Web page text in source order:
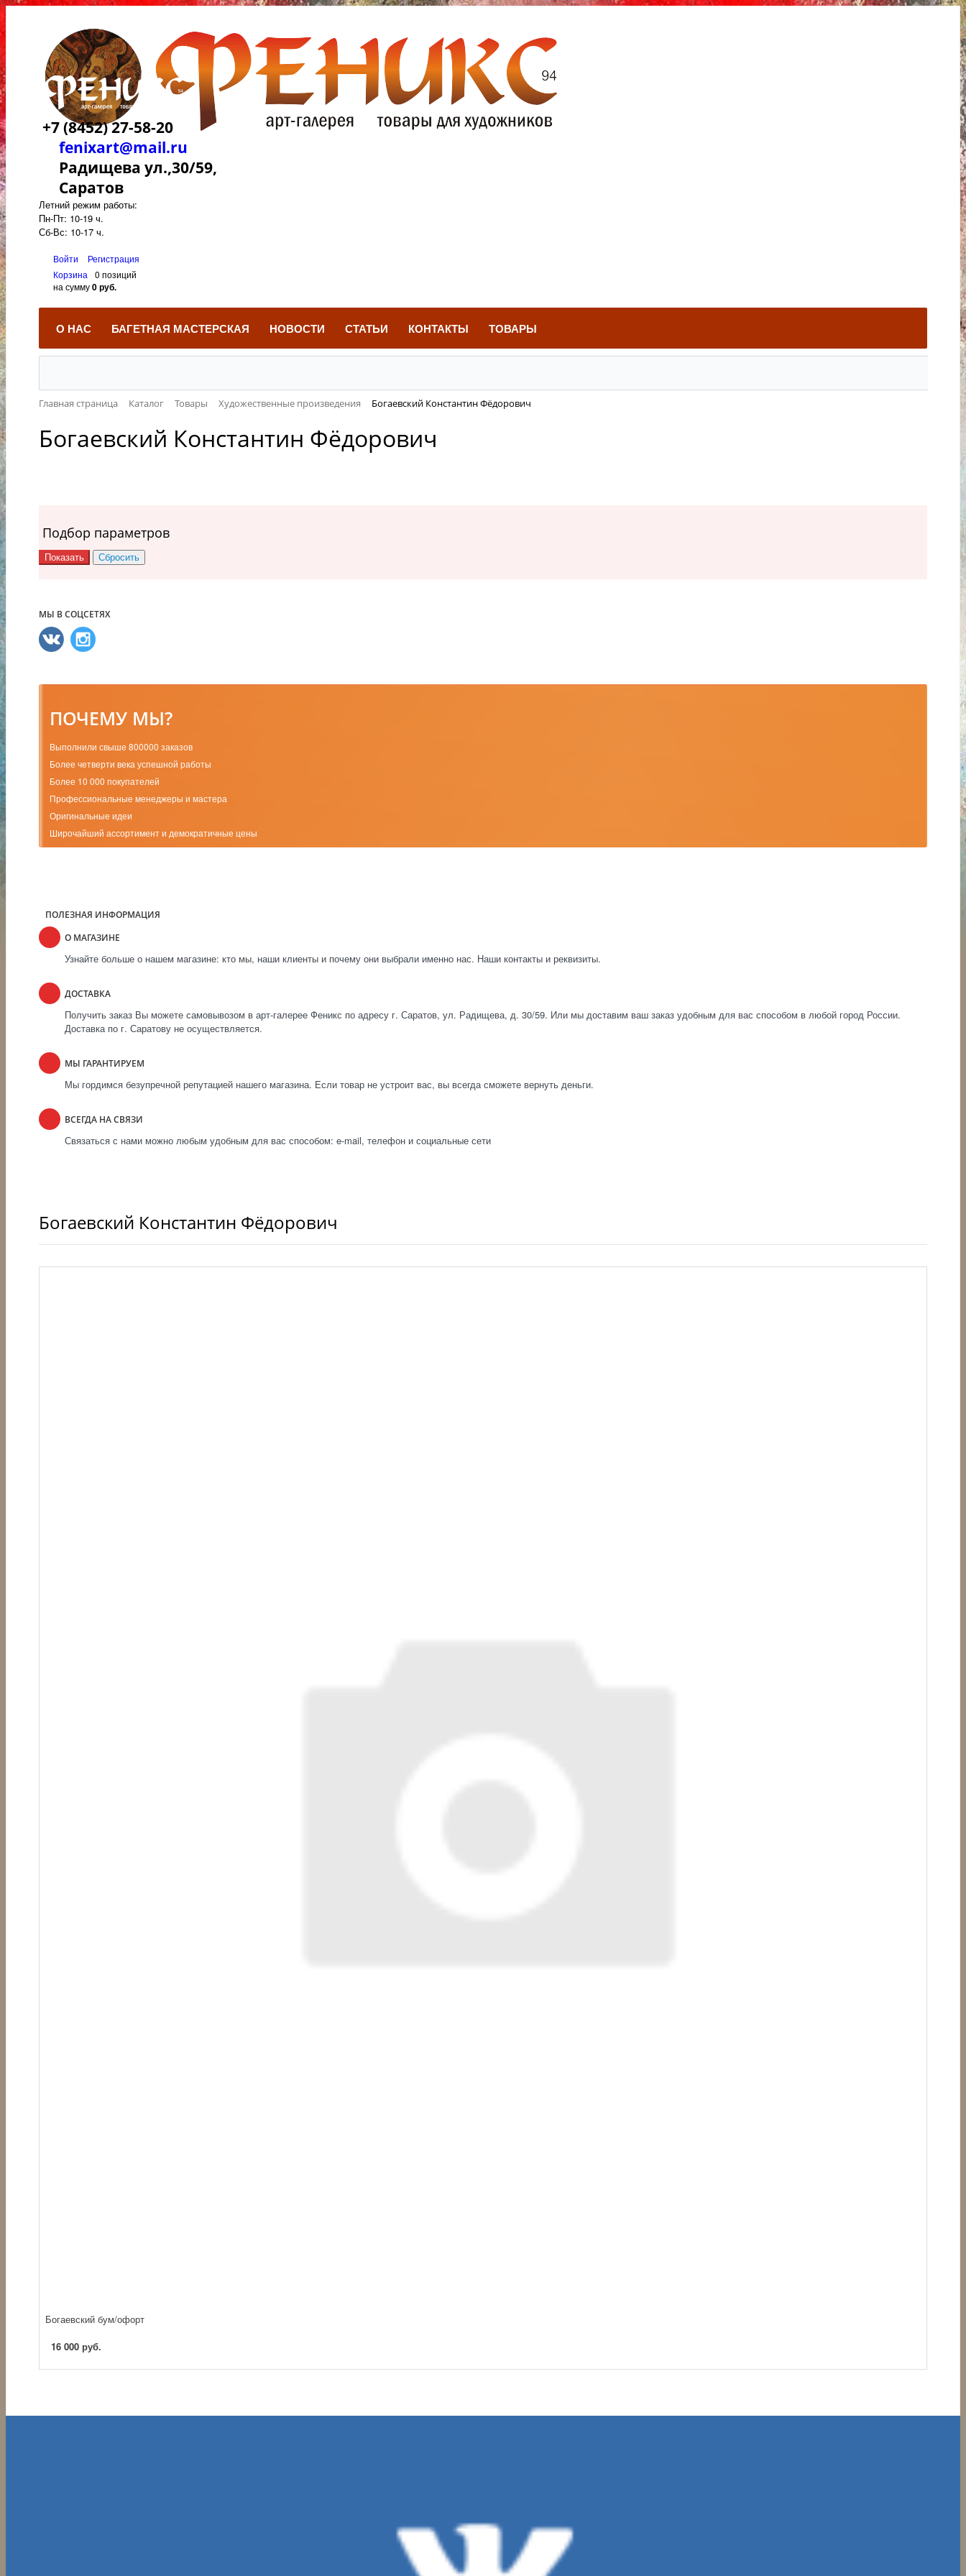
+7 (8452) 27-58-20
fenixart@mail.ru
Радищева ул.,30/59,
Саратов
Летний режим работы:
Пн-Пт: 10-19 ч.
Сб-Вс: 10-17 ч.
Войти
Регистрация
Корзина
0 позиций
на сумму0 руб.
О НАС БАГЕТНАЯ МАСТЕРСКАЯ НОВОСТИ СТАТЬИ КОНТАКТЫ ТОВАРЫ
Главная страница Каталог Товары Художественные произведения Богаевский Константин Фёдорович
Богаевский Константин Фёдорович
Подбор параметров
МЫ В СОЦСЕТЯХ
ПОЧЕМУ МЫ?
Выполнили свыше 800000 заказов
Более четверти века успешной работы
Более 10 000 покупателей
Профессиональные менеджеры и мастера
Оригинальные идеи
Широчайший ассортимент и демократичные цены
ПОЛЕЗНАЯ ИНФОРМАЦИЯ
О МАГАЗИНЕ
Узнайте больше о нашем магазине: кто мы, наши клиенты и почему они выбрали именно нас. Наши контакты и реквизиты.
ДОСТАВКА
Получить заказ Вы можете самовывозом в арт-галерее Феникс по адресу г. Саратов, ул. Радищева, д. 30/59. Или мы доставим ваш заказ удобным для вас способом в любой город России.
Доставка по г. Саратову не осуществляется.
МЫ ГАРАНТИРУЕМ
Мы гордимся безупречной репутацией нашего магазина. Если товар не устроит вас, вы всегда сможете вернуть деньги.
ВСЕГДА НА СВЯЗИ
Связаться с нами можно любым удобным для вас способом: e-mail, телефон и социальные сети
Богаевский Константин Фёдорович
Богаевский бум/офорт
16 000 руб.